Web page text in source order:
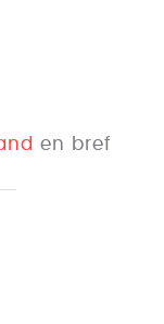
en bref